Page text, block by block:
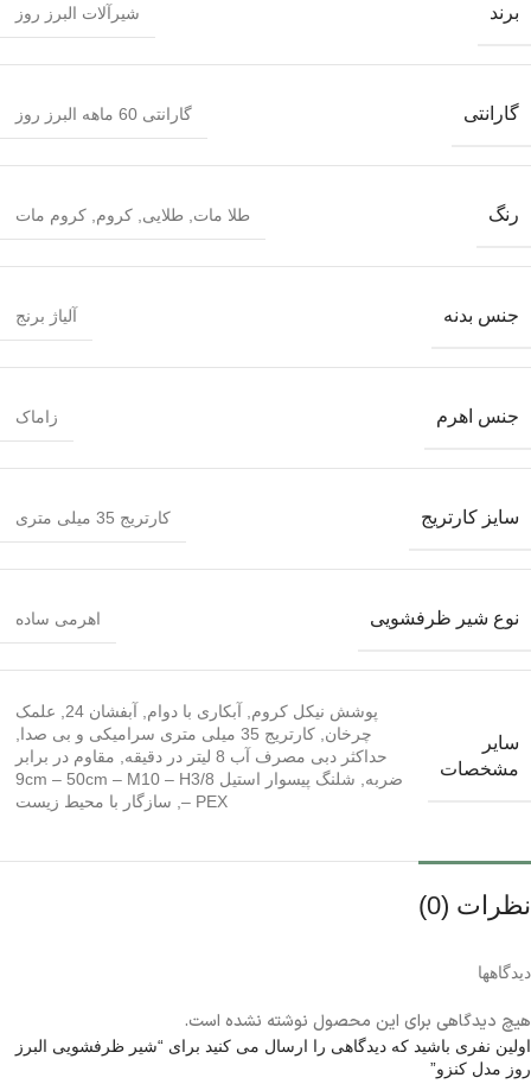
برند شیرآلات البرز روز
گارانتی گارانتی 60 ماهه البرز روز
رنگ طلا مات طلایی کروم کروم مات
جنس بدنه آلیاژ برنج
جنس اهرم زاماک
سایز کارتریج کارتریج 35 میلی متری
نوع شیر ظرفشویی اهرمی ساده
سایر
مشخصات
پوشش نیکل کروم آبکاری با دوام آبفشان 24
علمک
چرخان کارتریج 35 میلی متری سرامیکی و بی صدا
حداکثر دبی مصرف آب 8 لیتر در دقیقه
مقاوم در برابر
ضربه
شلنگ پیسوار استیل 9cm – 50cm – M10 – H3/8
– PEX سازگار با محیط زیست
نظرات (0)
دیدگاهها
هیچ دیدگاهی برای این محصول نوشته نشده است.
اولین نفری باشید که دیدگاهی را ارسال می کنید برای “شیر ظرفشویی البرز
روز مدل کنزو”